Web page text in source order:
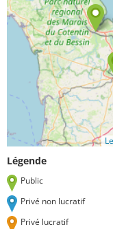
Légende
Public
Privé non lucratif
Privé lucratif